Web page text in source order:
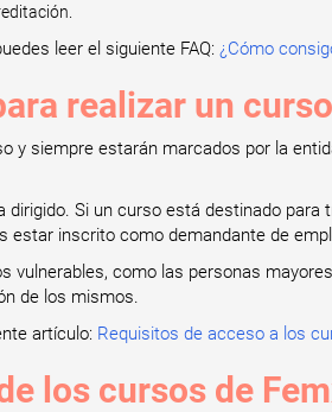
leer el siguiente FAQ: ¿Cómo
realizar un
y siempre estarán marcados por la
Si un curso está destinado
estar inscrito como demandante de
vulnerables, como las personas
de los mismos.
artículo: Requisitos de acceso a los
los cursos de